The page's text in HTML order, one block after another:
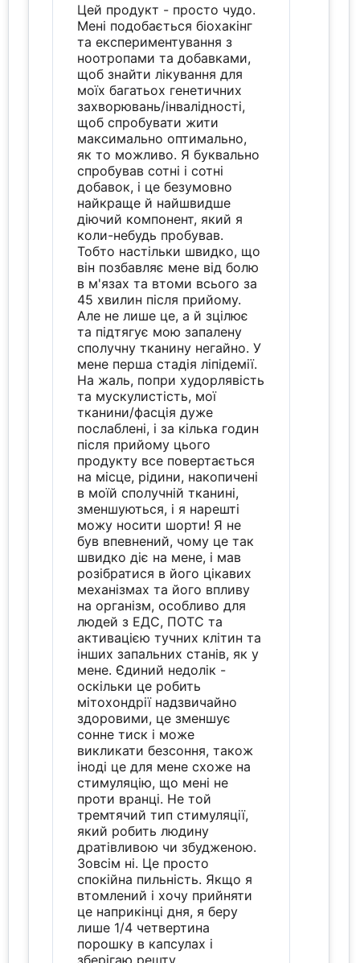
Цей продукт - просто чудо.
Мені подобається біохакінг
та експериментування з
ноотропами та добавками,
щоб знайти лікування для
моїх багатьох генетичних
захворювань/інвалідності,
щоб спробувати жити
максимально оптимально,
як то можливо. Я буквально
спробував сотні і сотні
добавок, і це безумовно
найкраще й найшвидше
діючий компонент, який я
коли-небудь пробував.
Тобто настільки швидко, що
він позбавляє мене від болю
в м'язах та втоми всього за
45 хвилин після прийому.
Але не лише це, а й зцілює
та підтягує мою запалену
сполучну тканину негайно. У
мене перша стадія ліпідемії.
На жаль, попри худорлявість
та мускулистість, мої
тканини/фасція дуже
послаблені, і за кілька годин
після прийому цього
продукту все повертається
на місце, рідини, накопичені
в моїй сполучній тканині,
зменшуються, і я нарешті
можу носити шорти! Я не
був впевнений, чому це так
швидко діє на мене, і мав
розібратися в його цікавих
механізмах та його впливу
на організм, особливо для
людей з ЕДС, ПОТС та
активацією тучних клітин та
інших запальних станів, як у
мене. Єдиний недолік -
оскільки це робить
мітохондрії надзвичайно
здоровими, це зменшує
сонне тиск і може
викликати безсоння, також
іноді це для мене схоже на
стимуляцію, що мені не
проти вранці. Не той
тремтячий тип стимуляції,
який робить людину
дратівливою чи збудженою.
Зовсім ні. Це просто
спокійна пильність. Якщо я
втомлений і хочу прийняти
це наприкінці дня, я беру
лише 1/4 четвертина
порошку в капсулах і
зберігаю решту.